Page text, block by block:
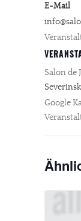
Salon de
Google
E-Mail